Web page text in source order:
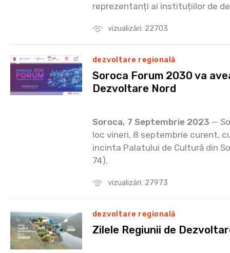
vizualizări: 22703
reprezentanți ai instituțiilor de
vizualizări: 27973
dezvoltare regională
Soroca Forum 2030 va
Dezvoltare Nord
Soroca, 7 Septembrie 2023 —
loc vineri, 8 septembrie curent,
incinta Palatului de Cultură din
74).
dezvoltare regională
Zilele Regiunii de